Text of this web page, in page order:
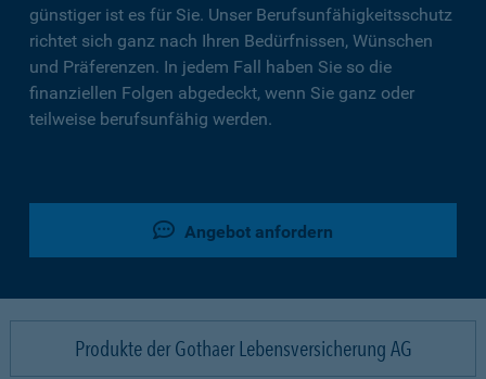
günstiger ist es für Sie. Unser Berufsunfähigkeitsschutz
richtet sich ganz nach Ihren Bedürfnissen, Wünschen
und Präferenzen. In jedem Fall haben Sie so die
finanziellen Folgen abgedeckt, wenn Sie ganz oder
teilweise berufsunfähig werden.
Angebot anfordern
Produkte der Gothaer Lebensversicherung AG